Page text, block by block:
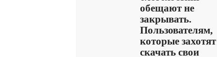
обещают не
закрывать.
Пользователям,
которые захотят
скачать свои